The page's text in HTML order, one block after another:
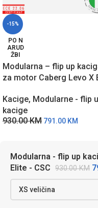
-15%
PO N
ARUD
ŽBI
Modularna – flip up
za motor Caberg Levo X
Kacige, Modularne - flip
kacige
930.00KM 791.00 KM
Modularna - flip up
Elite - CSC 930.00KM